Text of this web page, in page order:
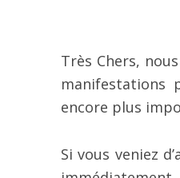
Très Chers,
manifestations
encore plus
Si vous veniez